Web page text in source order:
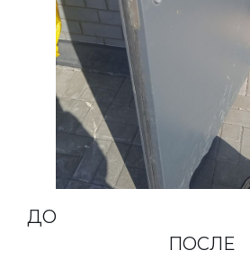
ПОСЛЕ